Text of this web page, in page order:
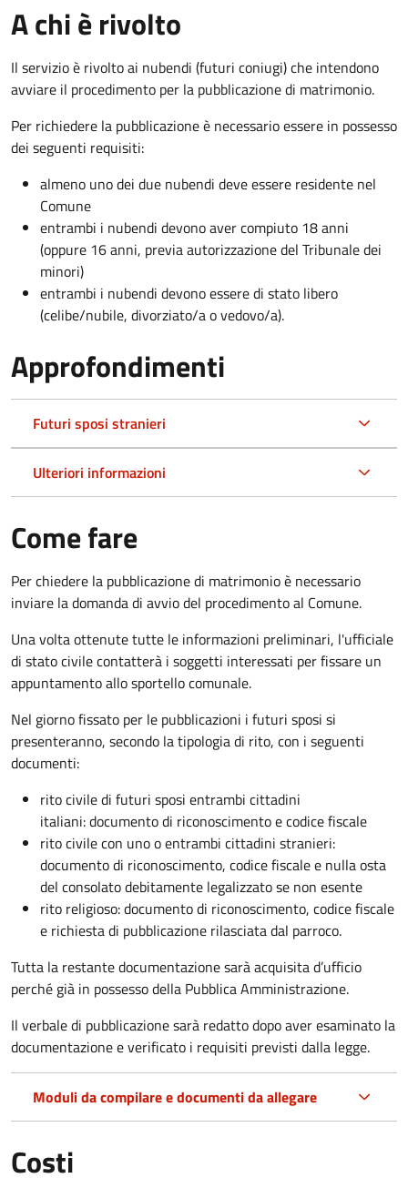
A chi è rivolto
Il servizio è rivolto ai nubendi (futuri coniugi) che intendono
avviare il procedimento per la pubblicazione di matrimonio.
Per richiedere la pubblicazione è necessario essere in possesso
dei seguenti requisiti:
almeno uno dei due nubendi deve essere residente nel
Comune
entrambi i nubendi devono aver compiuto 18 anni
(oppure 16 anni, previa autorizzazione del Tribunale dei
minori)
entrambi i nubendi devono essere di stato libero
(celibe/nubile, divorziato/a o vedovo/a).
Approfondimenti
Futuri sposi stranieri
Ulteriori informazioni
Come fare
Per chiedere la pubblicazione di matrimonio è necessario
inviare la domanda di avvio del procedimento al Comune.
Una volta ottenute tutte le informazioni preliminari, l'ufficiale
di stato civile contatterà i soggetti interessati per fissare un
appuntamento allo sportello comunale.
Nel giorno fissato per le pubblicazioni i futuri sposi si
presenteranno, secondo la tipologia di rito, con i seguenti
documenti:
rito civile di futuri sposi entrambi cittadini
italiani: documento di riconoscimento e codice fiscale
rito civile con uno o entrambi cittadini stranieri:
documento di riconoscimento, codice fiscale e nulla osta
del consolato debitamente legalizzato se non esente
rito religioso: documento di riconoscimento, codice fiscale
e richiesta di pubblicazione rilasciata dal parroco.
Tutta la restante documentazione sarà acquisita d’ufficio
perché già in possesso della Pubblica Amministrazione.
Il verbale di pubblicazione sarà redatto dopo aver esaminato la
documentazione e verificato i requisiti previsti dalla legge.
Moduli da compilare e documenti da allegare
Costi